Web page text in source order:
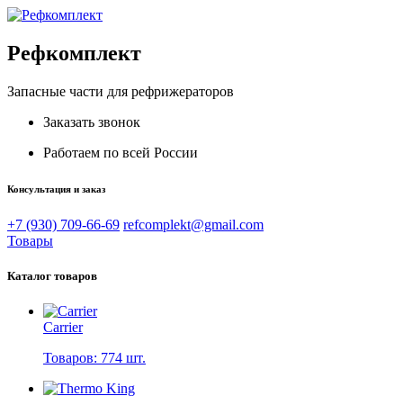
Рефкомплект
Запасные части для рефрижераторов
Заказать звонок
Работаем по всей России
Консультация и заказ
+7 (930) 709-66-69 refcomplekt@gmail.com
Товары
Каталог товаров
Carrier
Товаров: 774 шт.